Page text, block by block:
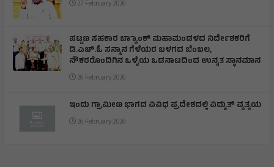
27 February 2026
ಪಟ್ಟಣ ಸಹಕಾರ ಬ್ಯಾಾಂಕ್ ಮಹಾಮಂಡಳದ ನಿರ್ದೇಶಕರಿಗೆ
ಡಿ.ಎಚ್.ಓ ಸನ್ಮಾನ ಗೆಳೆಯರ ಬಳಗದ ಬೆಂಬಲ,
ನೌಕರರೊಂದಿಗಿನ ಒಳ್ಳೆಯ ಒಡನಾಟದಿಂದ ಉನ್ನತ ಸ್ಥಾನಮಾನ
26 February 2026
ಇಂದು ಗ್ರಾಮೀಣ ಭಾಗದ ವಿವಿಧ ಪ್ರದೇಶದಲ್ಲಿ ವಿದ್ಯುತ್ ವ್ಯತ್ಯಯ
26 February 2026